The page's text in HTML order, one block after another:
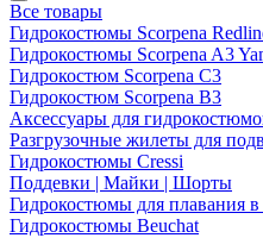
Все товары
Гидрокостюмы Scorpena
Гидрокостюмы Scorpena A3
Гидрокостюм Scorpena C3
Гидрокостюм Scorpena B3
Аксессуары для
Разгрузочные жилеты для
Гидрокостюмы Cressi
Поддевки | Майки | Шорты
Гидрокостюмы для плавания
Гидрокостюмы Beuchat